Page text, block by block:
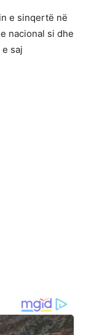
e sinqertë në
nacional si dhe
saj